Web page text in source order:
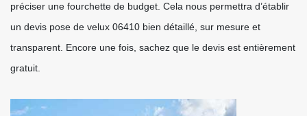
préciser une fourchette de budget. Cela nous permettra d’établir
un devis pose de velux 06410 bien détaillé, sur mesure et
transparent. Encore une fois, sachez que le devis est entièrement
gratuit.